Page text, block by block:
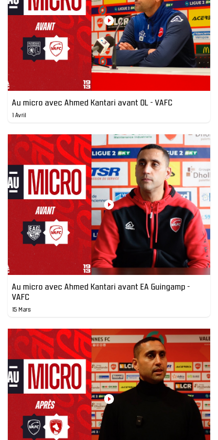
Au micro avec Ahmed Kantari avant OL - VAFC
1 Avril
Au micro avec Ahmed Kantari avant EA Guingamp -
VAFC
15 Mars